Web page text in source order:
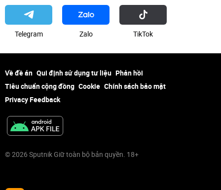
Telegram Zalo ТikТоk
Về đề án Qui định sử dụng tư liệu Phản hồi
Tiêu chuẩn cộng đồng Cookie Chính sách bảo mật
Privacy Feedback
© 2026 Sputnik Giữ toàn bộ bản quyền. 18+